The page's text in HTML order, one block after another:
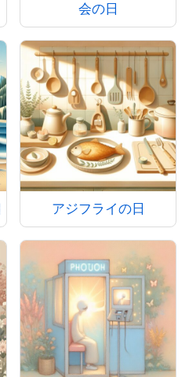
会の日
アジフライの日